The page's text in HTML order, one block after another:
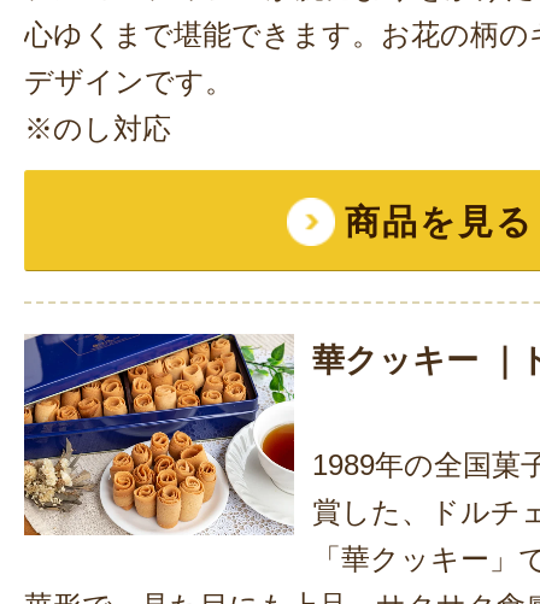
心ゆくまで堪能できます。お花の柄
デザインです。
※のし対応
商品を見る
華クッキー ｜
1989年の全国菓
賞した、ドルチ
「華クッキー」